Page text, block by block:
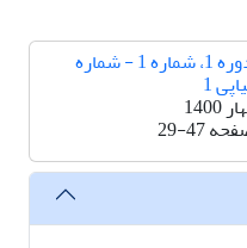
دوره 1، شماره 1 - شماره
1
1400
29-47